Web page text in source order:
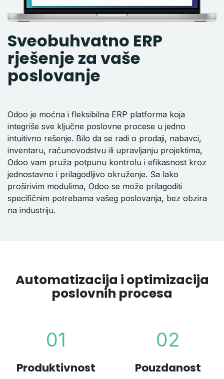
Sveobuhvatno ERP
rješenje za vaše
poslovanje
Odoo je moćna i fleksibilna ERP platforma koja
integriše sve ključne poslovne procese u jedno
intuitivno rešenje. Bilo da se radi o prodaji, nabavci,
inventaru, računovodstvu ili upravljanju projektima,
Odoo vam pruža potpunu kontrolu i efikasnost kroz
jednostavno i prilagodljivo okruženje. Sa lako
proširivim modulima, Odoo se može prilagoditi
specifičnim potrebama vašeg poslovanja, bez obzira
na industriju.
Automatizacija i optimizacija
poslovnih procesa
01
Produktivnost
02
Pouzdanost